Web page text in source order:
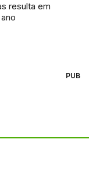
resulta em
PUB